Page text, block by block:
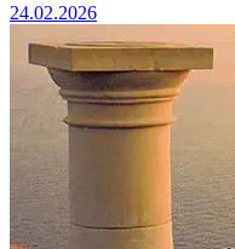
24.02.2026